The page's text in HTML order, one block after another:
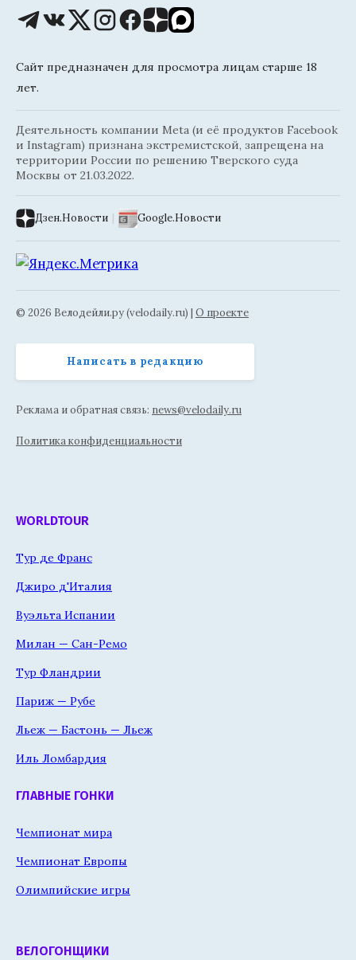
Сайт предназначен для просмотра лицам старше 18
лет.
Деятельность компании Meta (и её продуктов Facebook
и Instagram) признана экстремистской, запрещена на
территории России по решению Тверского суда
Москвы от 21.03.2022.
Дзен.Новости | Google.Новости
© 2026 Велодейли.ру (velodaily.ru) | О проекте
Написать в редакцию
Реклама и обратная связь: news@velodaily.ru
Политика конфиденциальности
WORLDTOUR
Тур де Франс
Джиро д'Италия
Вуэльта Испании
Милан — Сан-Ремо
Тур Фландрии
Париж — Рубе
Льеж — Бастонь — Льеж
Иль Ломбардия
ГЛАВНЫЕ ГОНКИ
Чемпионат мира
Чемпионат Европы
Олимпийские игры
ВЕЛОГОНЩИКИ